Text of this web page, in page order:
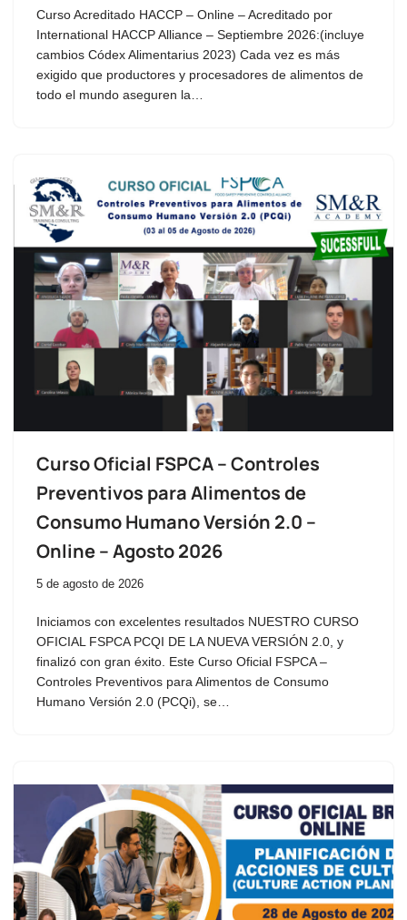
Curso Acreditado HACCP – Online – Acreditado por
International HACCP Alliance – Septiembre 2026:(incluye
cambios Códex Alimentarius 2023) Cada vez es más
exigido que productores y procesadores de alimentos de
todo el mundo aseguren la…
Curso Oficial FSPCA – Controles
Preventivos para Alimentos de
Consumo Humano Versión 2.0 –
Online – Agosto 2026
5 de agosto de 2026
Iniciamos con excelentes resultados NUESTRO CURSO
OFICIAL FSPCA PCQI DE LA NUEVA VERSIÓN 2.0, y
finalizó con gran éxito. Este Curso Oficial FSPCA –
Controles Preventivos para Alimentos de Consumo
Humano Versión 2.0 (PCQi), se…